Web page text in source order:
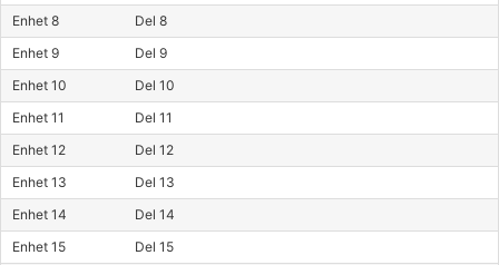
Enhet 8
Del 8
Enhet 9
Del 9
Enhet 10
Del 10
Enhet 11
Del 11
Enhet 12
Del 12
Enhet 13
Del 13
Enhet 14
Del 14
Enhet 15
Del 15